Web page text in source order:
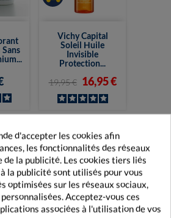
Vichy Capital
Soleil Huile
Invisible
Protection...
19,95 € 16,95 €
-3,00 €
d'accepter les cookies afin
les fonctionnalités des réseaux
la publicité. Les cookies tiers liés
la publicité sont utilisés pour vous
optimisées sur les réseaux sociaux,
Acceptez-vous ces
associées à l'utilisation de vos